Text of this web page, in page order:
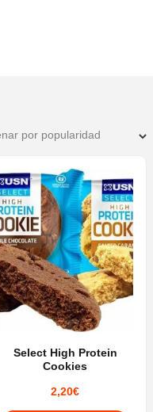
Select High Protein
Cookies
2,20€